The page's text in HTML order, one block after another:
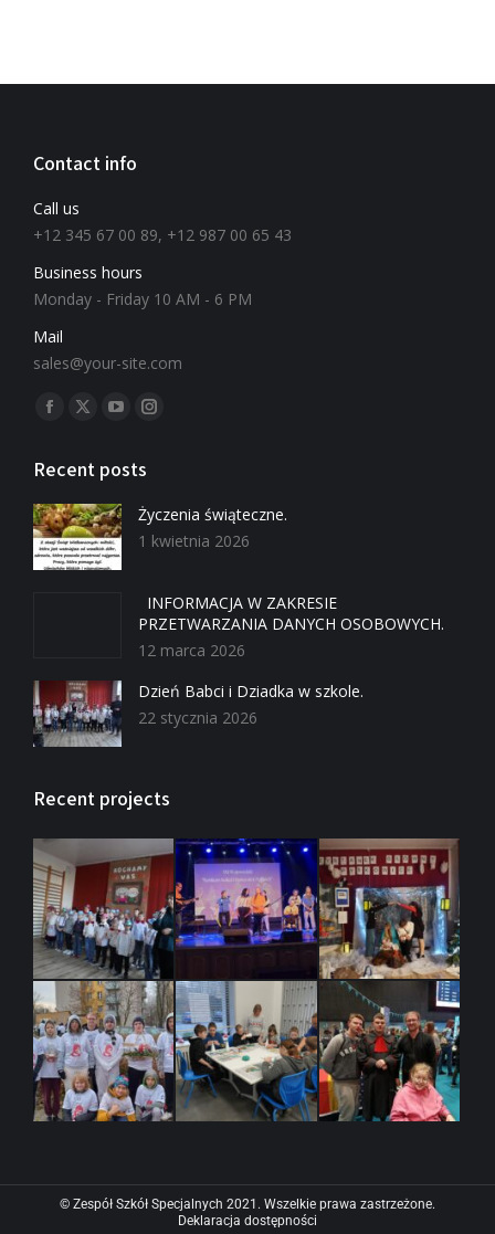
Contact info
Call us
+12 345 67 00 89, +12 987 00 65 43
Business hours
Monday - Friday 10 AM - 6 PM
Mail
sales@your-site.com
Znajdź nas na:
Recent posts
Życzenia świąteczne.
1 kwietnia 2026
INFORMACJA W ZAKRESIE
PRZETWARZANIA DANYCH OSOBOWYCH.
12 marca 2026
Dzień Babci i Dziadka w szkole.
22 stycznia 2026
Recent projects
© Zespół Szkół Specjalnych 2021. Wszelkie prawa zastrzeżone.
Deklaracja dostępności